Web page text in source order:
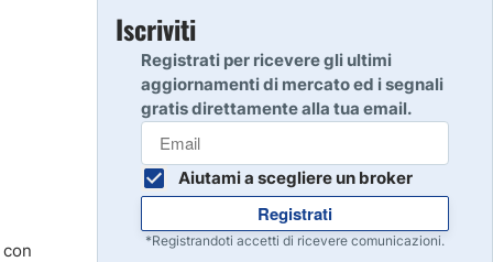
7
Inizia
Inizia
Iscriviti
Registrati per ricevere gli ultimi
aggiornamenti di mercato ed i segnali
gratis direttamente alla tua email.
Aiutami a scegliere un broker
Registrati
*Registrandoti accetti di ricevere comunicazioni.